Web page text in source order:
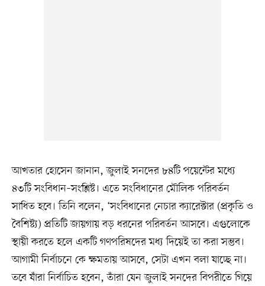
আখতার হোসেন জানান, জুলাই সনদের ৮৪টি পয়েন্টের মধ্যে
৪৩টি সংবিধান–সংশ্লিষ্ট। এতে সংবিধানের মৌলিক পরিবর্তন
সাধিত হবে। তিনি বলেন, ‘সংবিধানের নেচার ক্যারেক্টার (প্রকৃতি ও
বৈশিষ্ট্য) প্রতিটি জায়গায় বড় ধরনের পরিবর্তন আসবে। এগুলোকে
স্থায়ী করতে হলে একটি গণপরিষদের মধ্য দিয়েই তা করা সম্ভব।
আগামী নির্বাচনে কে ক্ষমতায় আসবে, সেটা এখন বলা যাচ্ছে না।
তবে যাঁরা নির্বাচিত হবেন, তাঁরা যেন জুলাই সনদের বিপরীতে গিয়ে